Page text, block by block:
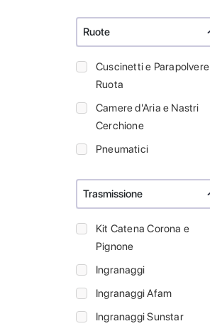
Ruote
Cuscinetti e Parapolvere
Ruota
Camere d'Aria e Nastri
Cerchione
Pneumatici
Trasmissione
Kit Catena Corona e
Pignone
Ingranaggi
Ingranaggi Afam
Ingranaggi Sunstar